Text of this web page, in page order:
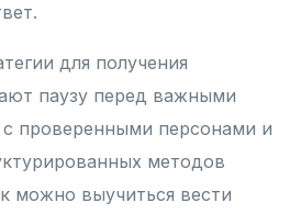
для получения
паузу перед важными
проверенными персонами и
методов
можно выучиться вести